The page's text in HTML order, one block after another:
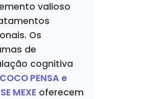
valioso
Os
de
cognitiva
COCO PENSA e
MEXE oferecem